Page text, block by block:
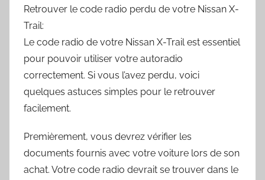
Retrouver le code radio perdu de votre Nissan X-
Trail:
Le code radio de votre Nissan X-Trail est essentiel
pour pouvoir utiliser votre autoradio
correctement. Si vous l’avez perdu, voici
quelques astuces simples pour le retrouver
facilement.
Premièrement, vous devrez vérifier les
documents fournis avec votre voiture lors de son
achat. Votre code radio devrait se trouver dans le